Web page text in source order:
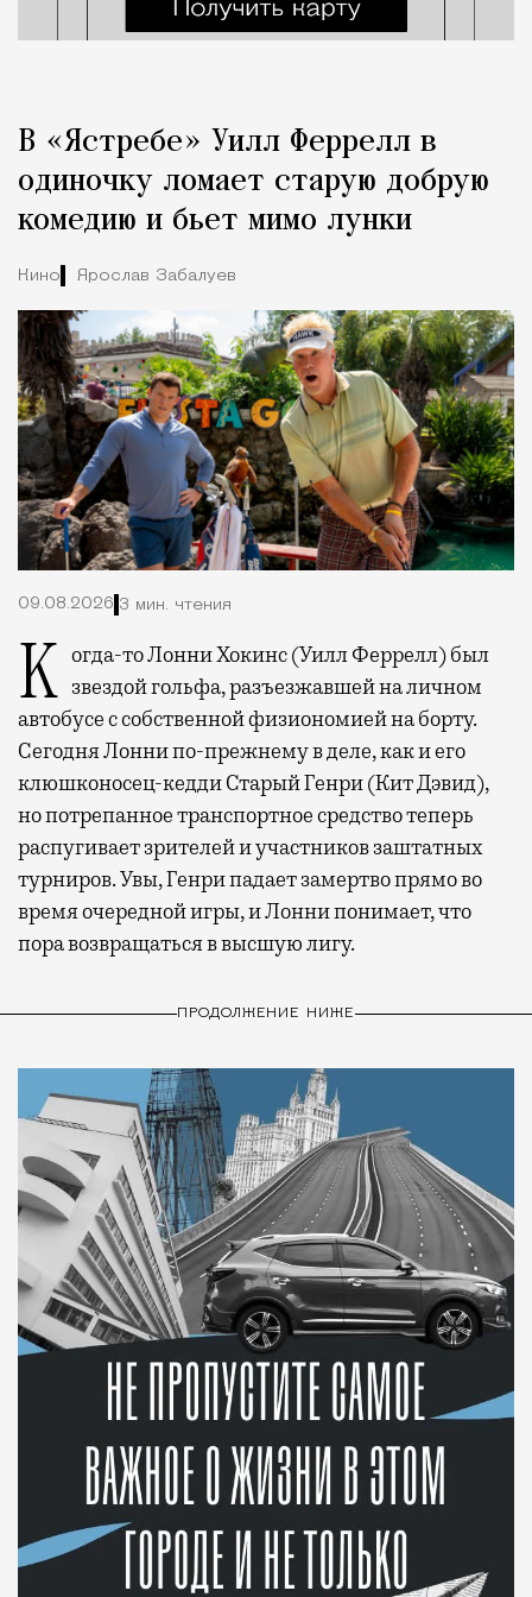
В «Ястребе» Уилл Феррелл в
одиночку ломает старую добрую
комедию и бьет мимо лунки
Кино Ярослав Забалуев
09.08.2026 3 мин. чтения
Когда-то Лонни Хокинс (Уилл Феррелл) был звездой гольфа, разъезжавшей на личном
автобусе с собственной физиономией на борту.
Сегодня Лонни по-прежнему в деле, как и его
клюшконосец-кедди Старый Генри (Кит Дэвид),
но потрепанное транспортное средство теперь
распугивает зрителей и участников заштатных
турниров. Увы, Генри падает замертво прямо во
время очередной игры, и Лонни понимает, что
пора возвращаться в высшую лигу.
ПРОДОЛЖЕНИЕ НИЖЕ